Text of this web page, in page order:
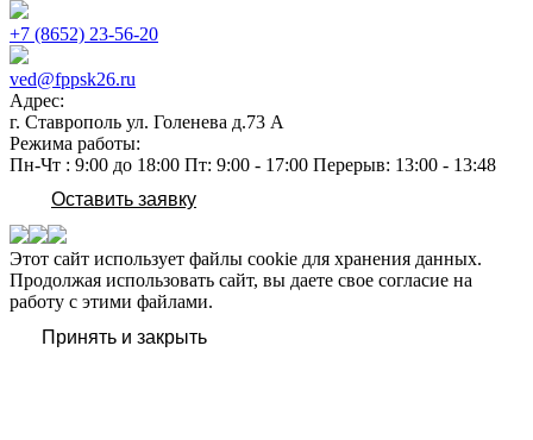
+7 (8652) 23-56-20
ved@fppsk26.ru
Адрес:
г. Ставрополь ул. Голенева д.73 A
Режима работы:
Пн-Чт : 9:00 до 18:00 Пт: 9:00 - 17:00 Перерыв: 13:00 - 13:48
Оставить заявку
Этот сайт использует файлы cookie для хранения данных.
Продолжая использовать сайт, вы даете свое согласие на
работу с этими файлами.
Принять и закрыть